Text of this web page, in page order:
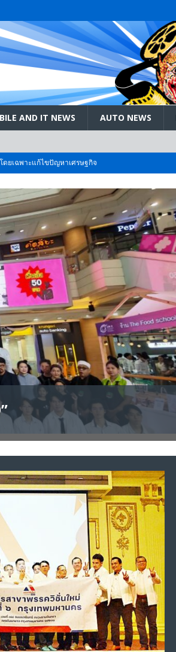
AND IT NEWS AUTO NEWS
ไม่ควรพลาด 25 มีค. – 5
ม’ พุ่งชนกำแพง ‘บ้านใหญ่’ ใน
เฉพาะแก้ไขปัญหาเศรษฐกิจ